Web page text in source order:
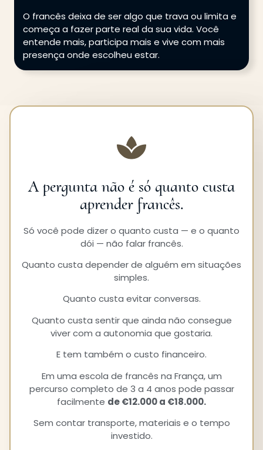
O francês deixa de ser algo que trava ou limita e
começa a fazer parte real da sua vida. Você
entende mais, participa mais e vive com mais
presença onde escolheu estar.
A pergunta não é só quanto custa
aprender francês.
Só você pode dizer o quanto custa — e o quanto
dói — não falar francês.
Quanto custa depender de alguém em situações
simples.
Quanto custa evitar conversas.
Quanto custa sentir que ainda não consegue
viver com a autonomia que gostaria.
E tem também o custo financeiro.
Em uma escola de francês na França, um
percurso completo de 3 a 4 anos pode passar
facilmente de €12.000 a €18.000.
Sem contar transporte, materiais e o tempo
investido.